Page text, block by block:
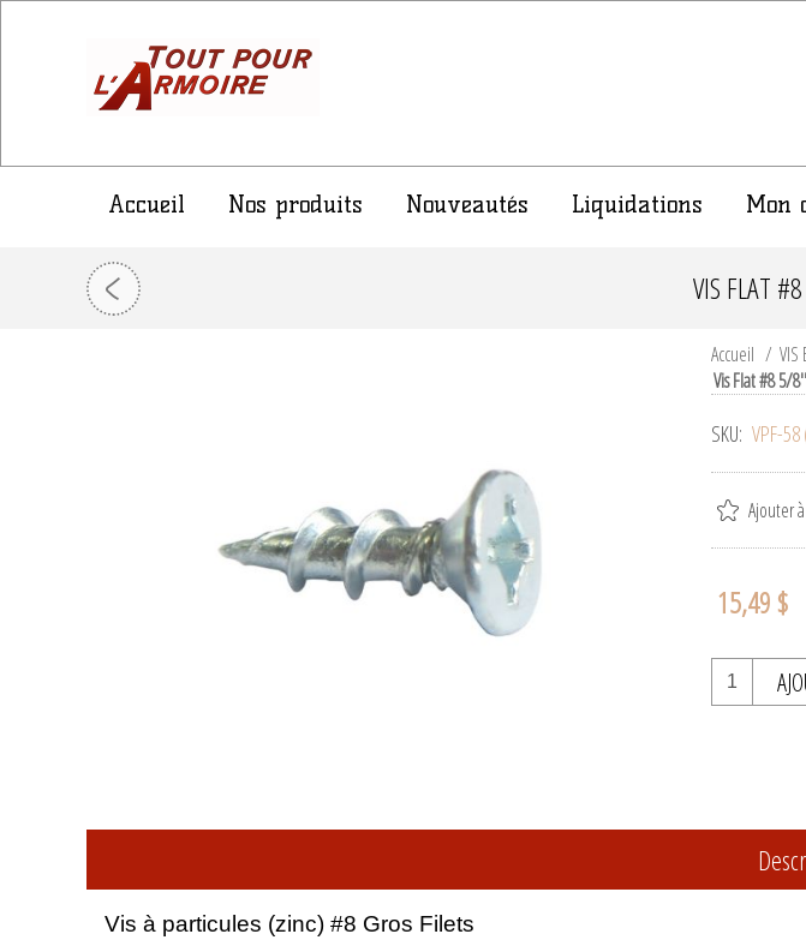
Accueil Nos produits Nouveautés Liquidations Mon
VIS FLAT
Accueil / VIS
Vis Flat #8 5/
SKU: VPF-
Ajouter
15,49 $
Vis à particules (zinc) #8 Gros Filets